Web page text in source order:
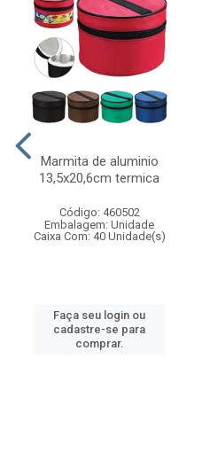
Marmita de aluminio
13,5x20,6cm termica
Código: 460502
Embalagem: Unidade
Caixa Com: 40 Unidade(s)
Faça seu login ou
cadastre-se para
comprar.